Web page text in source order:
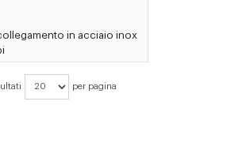
in acciaio inox
per pagina